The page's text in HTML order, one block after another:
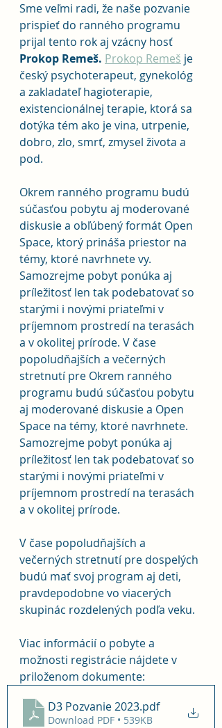
Sme veľmi radi, že naše pozvanie
prispieť do ranného programu
prijal tento rok aj vzácny hosť
Prokop Remeš. Prokop Remeš je
český psychoterapeut, gynekológ
a zakladateľ hagioterapie,
existencionálnej terapie, ktorá sa
dotýka tém ako je vina, utrpenie,
dobro, zlo, smrť, zmysel života a
pod.
Okrem ranného programu budú
súčasťou pobytu aj moderované
diskusie a obľúbený formát Open
Space, ktorý prináša priestor na
témy, ktoré navrhnete vy.
Samozrejme pobyt ponúka aj
príležitosť len tak podebatovať so
starými i novými priateľmi v
príjemnom prostredí na terasách
a v okolitej prírode. V čase
popoludňajších a večerných
stretnutí pre Okrem ranného
programu budú súčasťou pobytu
aj moderované diskusie a Open
Space na témy, ktoré navrhnete.
Samozrejme pobyt ponúka aj
príležitosť len tak podebatovať so
starými i novými priateľmi v
príjemnom prostredí na terasách
a v okolitej prírode.
V čase popoludňajších a
večerných stretnutí pre dospelých
budú mať svoj program aj deti,
pravdepodobne vo viacerých
skupinác rozdelených podľa veku.
Viac informácií o pobyte a
možnosti registrácie nájdete v
priloženom dokumente:
D3 Pozvanie 2023.pdf
Download PDF • 539KB